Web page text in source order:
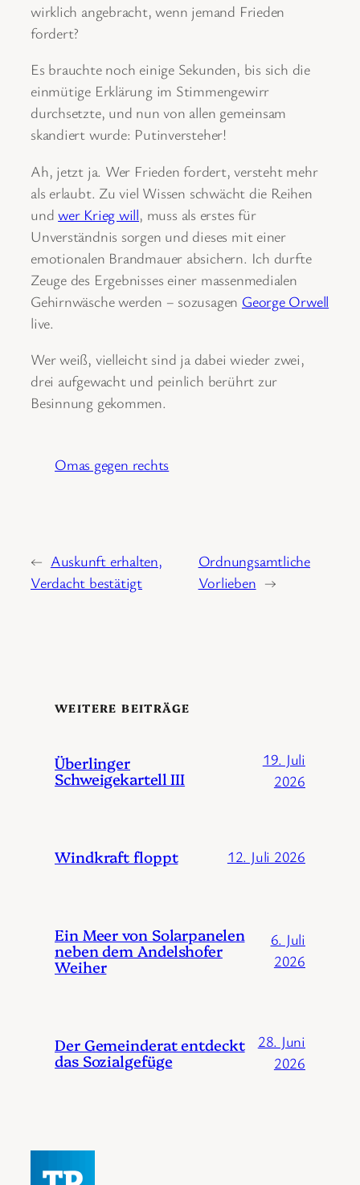
wirklich angebracht, wenn jemand Frieden
fordert?
Es brauchte noch einige Sekunden, bis sich die
einmütige Erklärung im Stimmengewirr
durchsetzte, und nun von allen gemeinsam
skandiert wurde: Putinversteher!
Ah, jetzt ja. Wer Frieden fordert, versteht mehr
als erlaubt. Zu viel Wissen schwächt die Reihen
undwer Krieg will, muss als erstes für
Unverständnis sorgen und dieses mit einer
emotionalen Brandmauer absichern. Ich durfte
Zeuge des Ergebnisses einer massenmedialen
Gehirnwäsche werden ‒ sozusagen George Orwell
live.
Wer weiß, vielleicht sind ja dabei wieder zwei,
drei aufgewacht und peinlich berührt zur
Besinnung gekommen.
Omas gegen rechts
← Auskunft erhalten,
Verdacht bestätigt
Ordnungsamtliche
Vorlieben →
WEITERE BEITRÄGE
Überlinger
Schweigekartell III
19. Juli
2026
Windkraft floppt 12. Juli 2026
Ein Meer von Solarpanelen
neben dem Andelshofer
Weiher
6. Juli
2026
Der Gemeinderat entdeckt
das Sozialgefüge
28. Juni
2026